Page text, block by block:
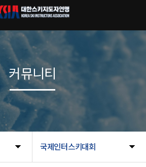
국제인터스키대회
커뮤니티